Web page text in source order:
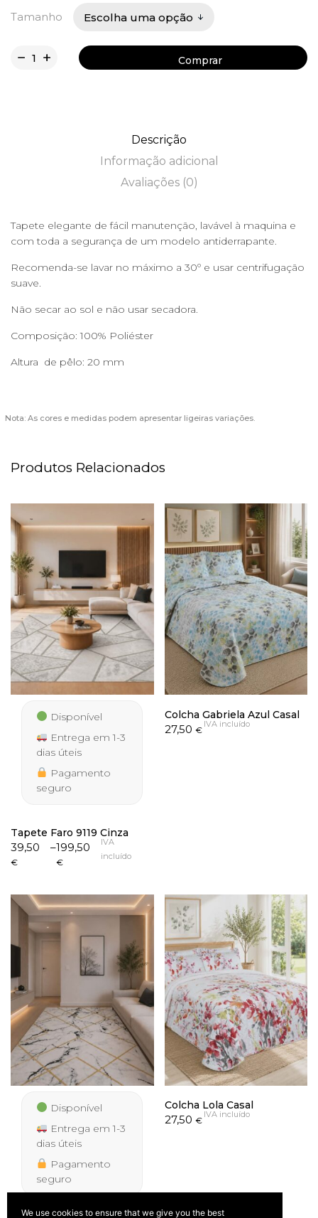
Tamanho
Comprar
Descrição
Informação adicional
Avaliações (0)
Tapete elegante de fácil manutenção, lavável à maquina e
com toda a segurança de um modelo antiderrapante.
Recomenda-se lavar no máximo a 30º e usar centrifugação
suave.
Não secar ao sol e não usar secadora.
Composição: 100% Poliéster
Altura de pêlo: 20 mm
Nota: As cores e medidas podem apresentar ligeiras variações.
Produtos Relacionados
Disponível
Entrega em 1-3
dias úteis
Pagamento
seguro
Tapete Faro 9119 Cinza
39,50
€
–199,50
€
Price
range:
199,50 €
IVA
incluído
Colcha Gabriela Azul Casal
27,50 €
IVA incluído
Disponível
Entrega em 1-3
dias úteis
Pagamento
seguro
Colcha Lola Casal
27,50 €
IVA incluído
We use cookies to ensure that we give you the best